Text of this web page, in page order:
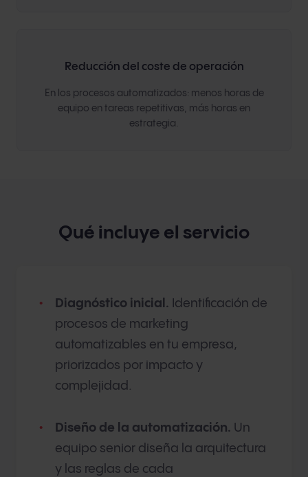
Reducción del coste de operación
En los procesos automatizados: menos horas de
equipo en tareas repetitivas, más horas en
estrategia.
Qué incluye el servicio
Diagnóstico inicial. Identificación de
procesos de marketing
automatizables en tu empresa,
priorizados por impacto y
complejidad.
Diseño de la automatización. Un
equipo senior diseña la arquitectura
y las reglas de cada